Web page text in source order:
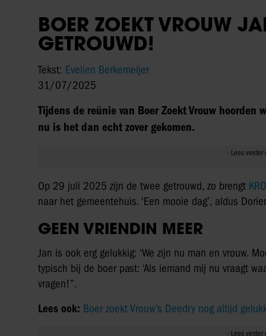
BOER ZOEKT VROUW
GETROUWD!
Tekst: Evelien Berkemeijer
31/07/2025
Tijdens de reünie van Boer Zoekt Vrouw
nu is het dan echt zover gekomen.
Op 29 juli 2025 zijn de twee getrouwd, zo brengt
naar het gemeentehuis. ‘Een mooie dag’, aldus
GEEN VRIENDIN MEER
Jan is ook erg gelukkig: ‘We zijn nu man en vrouw.
typisch bij de boer past: ‘Als iemand mij nu vraagt
vragen!”.
Lees ook: Boer zoekt Vrouw’s Deedry nog altijd